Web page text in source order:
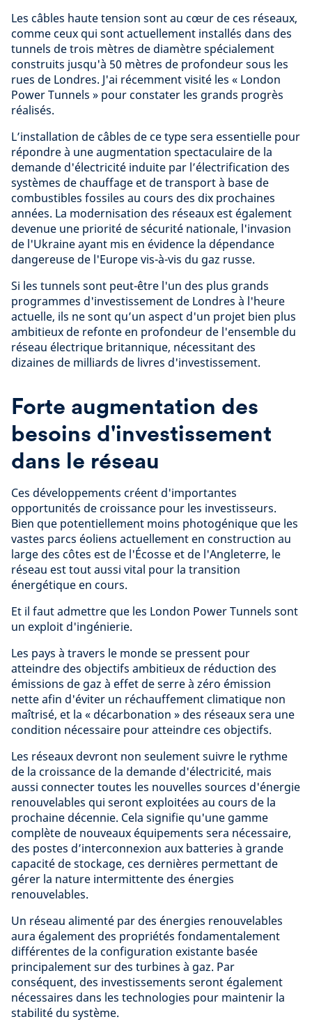
Les câbles haute tension sont au cœur de ces réseaux,
comme ceux qui sont actuellement installés dans des
tunnels de trois mètres de diamètre spécialement
construits jusqu'à 50 mètres de profondeur sous les
rues de Londres. J'ai récemment visité les « London
Power Tunnels » pour constater les grands progrès
réalisés.
L’installation de câbles de ce type sera essentielle pour
répondre à une augmentation spectaculaire de la
demande d'électricité induite par l’électrification des
systèmes de chauffage et de transport à base de
combustibles fossiles au cours des dix prochaines
années. La modernisation des réseaux est également
devenue une priorité de sécurité nationale, l'invasion
de l'Ukraine ayant mis en évidence la dépendance
dangereuse de l'Europe vis-à-vis du gaz russe.
Si les tunnels sont peut-être l'un des plus grands
programmes d'investissement de Londres à l'heure
actuelle, ils ne sont qu’un aspect d'un projet bien plus
ambitieux de refonte en profondeur de l'ensemble du
réseau électrique britannique, nécessitant des
dizaines de milliards de livres d'investissement.
Forte augmentation des
besoins d'investissement
dans le réseau
Ces développements créent d'importantes
opportunités de croissance pour les investisseurs.
Bien que potentiellement moins photogénique que les
vastes parcs éoliens actuellement en construction au
large des côtes est de l'Écosse et de l'Angleterre, le
réseau est tout aussi vital pour la transition
énergétique en cours.
Et il faut admettre que les London Power Tunnels sont
un exploit d'ingénierie.
Les pays à travers le monde se pressent pour
atteindre des objectifs ambitieux de réduction des
émissions de gaz à effet de serre à zéro émission
nette afin d'éviter un réchauffement climatique non
maîtrisé, et la « décarbonation » des réseaux sera une
condition nécessaire pour atteindre ces objectifs.
Les réseaux devront non seulement suivre le rythme
de la croissance de la demande d'électricité, mais
aussi connecter toutes les nouvelles sources d'énergie
renouvelables qui seront exploitées au cours de la
prochaine décennie. Cela signifie qu'une gamme
complète de nouveaux équipements sera nécessaire,
des postes d’interconnexion aux batteries à grande
capacité de stockage, ces dernières permettant de
gérer la nature intermittente des énergies
renouvelables.
Un réseau alimenté par des énergies renouvelables
aura également des propriétés fondamentalement
différentes de la configuration existante basée
principalement sur des turbines à gaz. Par
conséquent, des investissements seront également
nécessaires dans les technologies pour maintenir la
stabilité du système.